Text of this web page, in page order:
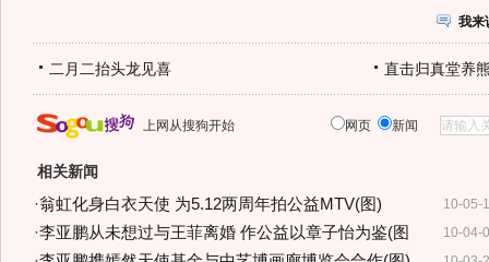
我来
二月二抬头龙见喜 直击归真堂养
上网从搜狗开始 网页 新闻
相关新闻
10-05-
·翁虹化身白衣天使 为5.12两周年拍公益MTV(图)
10-04-
·李亚鹏从未想过与王菲离婚 作公益以章子怡为鉴(图